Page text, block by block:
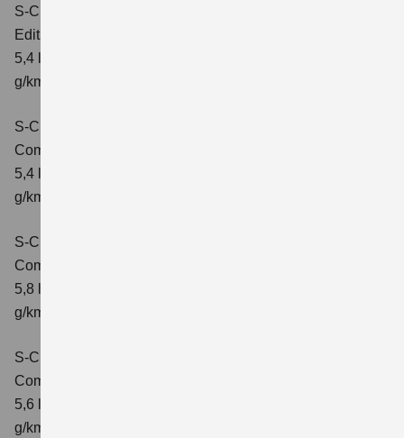
S-Cross 1.4 BOOSTERJET HYBRID
Edition
5,4 l/100 km; kombinierter Wert der CO2-Emission: 121
g/km; CO2-Klasse: D
S-Cross 1.4 BOOSTERJET HYBRID
Comfort
5,4 l/100 km; kombinierter Wert der CO2-Emission: 121
g/km; CO2-Klasse: D
S-Cross 1.4 BOOSTERJET HYBRID AT
Comfort
5,8 l/100 km; kombinierter Wert der CO2-Emission: 132
g/km; CO2-Klasse: D
S-Cross 1.4 BOOSTERJET HYBRID ALLGRIP
Comfort
5,6 l/100 km; kombinierter Wert der CO2-Emission: 131
g/km; CO2-Klasse: D